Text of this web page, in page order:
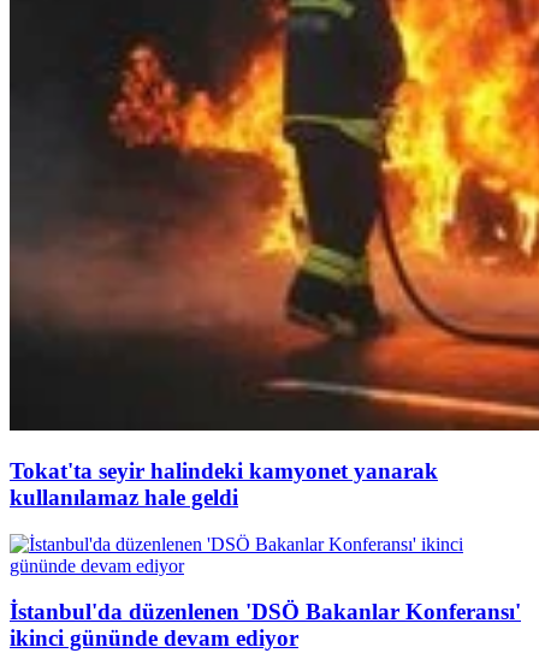
Tokat'ta seyir halindeki kamyonet yanarak
kullanılamaz hale geldi
İstanbul'da düzenlenen 'DSÖ Bakanlar Konferansı'
ikinci gününde devam ediyor